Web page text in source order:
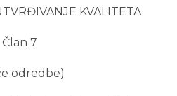
KVALITETA
Član 7
odredbe)